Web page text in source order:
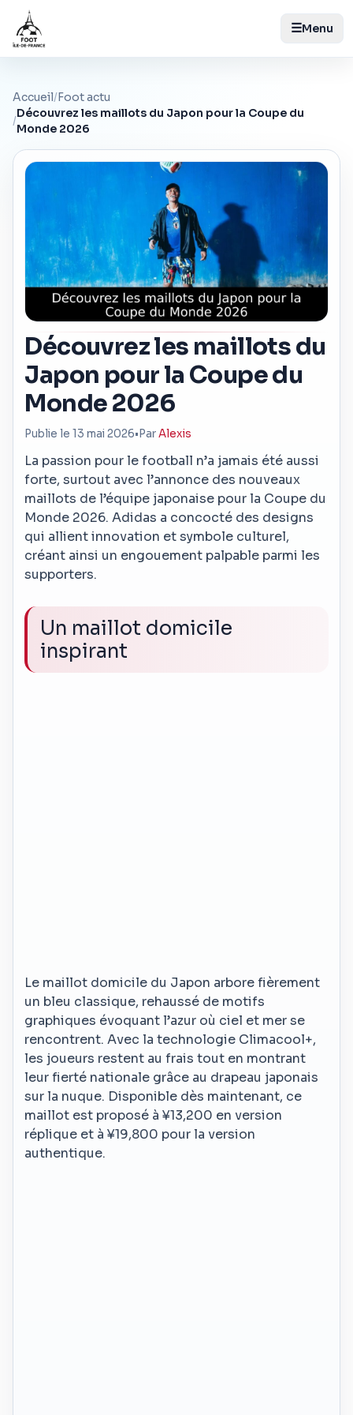
☰Menu
Accueil/Foot actu
/
Découvrez les maillots du Japon pour la Coupe du
Monde 2026
Découvrez les maillots du
Japon pour la Coupe du
Monde 2026
Publie le 13 mai 2026• ParAlexis
La passion pour le football n’a jamais été aussi
forte, surtout avec l’annonce des nouveaux
maillots de l’équipe japonaise pour la Coupe du
Monde 2026. Adidas a concocté des designs
qui allient innovation et symbole culturel,
créant ainsi un engouement palpable parmi les
supporters.
Un maillot domicile
inspirant
Le maillot domicile du Japon arbore fièrement
un bleu classique, rehaussé de motifs
graphiques évoquant l’azur où ciel et mer se
rencontrent. Avec la technologie Climacool+,
les joueurs restent au frais tout en montrant
leur fierté nationale grâce au drapeau japonais
sur la nuque. Disponible dès maintenant, ce
maillot est proposé à ¥13,200 en version
réplique et à ¥19,800 pour la version
authentique.